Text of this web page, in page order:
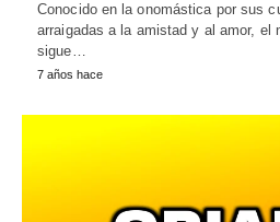
Conocido en la onomástica por sus
arraigadas a la amistad y al amor, el
sigue…
7 años hace